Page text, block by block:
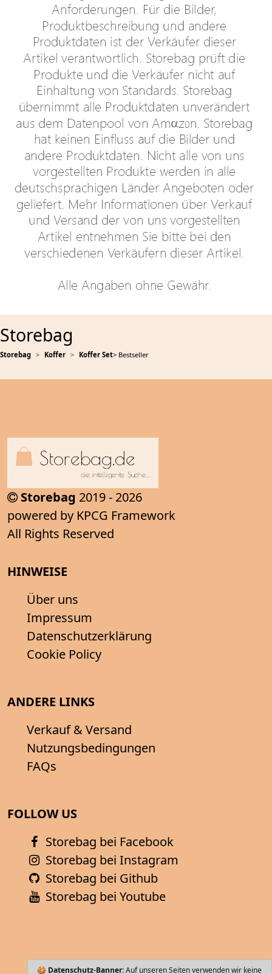
Storebag
Storebag Koffer Koffer Set> Bestseller
🍪 Datenschutz-Banner:Auf unseren Seiten verwenden wir keine
Storebag 2019 - 2026
powered by KPCG Framework
All Rights Reserved
HINWEISE
Über uns
Impressum
Datenschutzerklärung
Cookie Policy
ANDERE LINKS
Verkauf & Versand
Nutzungsbedingungen
FAQs
FOLLOW US
Storebag bei Facebook
Storebag bei Instagram
Storebag bei Github
Storebag bei Youtube